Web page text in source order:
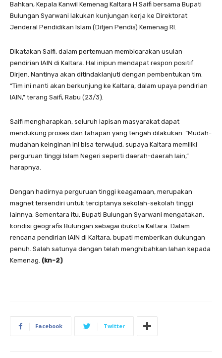
Bahkan, Kepala Kanwil Kemenag Kaltara H Saifi bersama Bupati
Bulungan Syarwani lakukan kunjungan kerja ke Direktorat
Jenderal Pendidikan Islam (Ditjen Pendis) Kemenag RI.
Dikatakan Saifi, dalam pertemuan membicarakan usulan
pendirian IAIN di Kaltara. Hal inipun mendapat respon positif
Dirjen. Nantinya akan ditindaklanjuti dengan pembentukan tim.
“Tim ini nanti akan berkunjung ke Kaltara, dalam upaya pendirian
IAIN,” terang Saifi, Rabu (23/3).
Saifi mengharapkan, seluruh lapisan masyarakat dapat
mendukung proses dan tahapan yang tengah dilakukan. “Mudah-
mudahan keinginan ini bisa terwujud, supaya Kaltara memiliki
perguruan tinggi Islam Negeri seperti daerah-daerah lain,”
harapnya.
Dengan hadirnya perguruan tinggi keagamaan, merupakan
magnet tersendiri untuk terciptanya sekolah-sekolah tinggi
lainnya. Sementara itu, Bupati Bulungan Syarwani mengatakan,
kondisi geografis Bulungan sebagai ibukota Kaltara. Dalam
rencana pendirian IAIN di Kaltara, bupati memberikan dukungan
penuh. Salah satunya dengan telah menghibahkan lahan kepada
Kemenag. (kn-2)
Facebook Twitter